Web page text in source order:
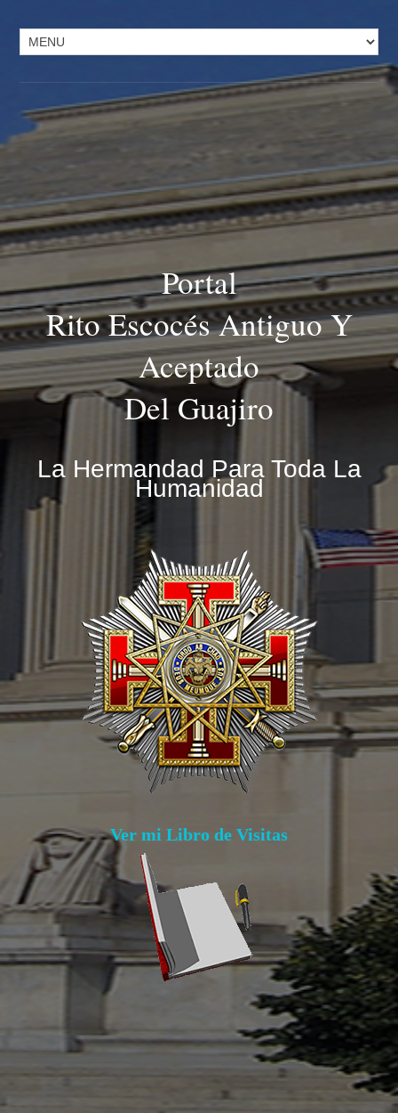
Portal
Rito Escocés Antiguo Y
Aceptado
Del Guajiro
La Hermandad Para Toda La
Humanidad
Ver mi Libro de Visitas